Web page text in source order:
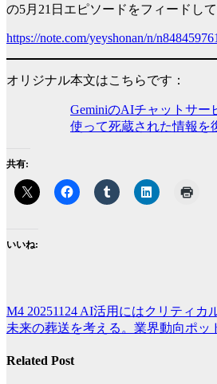
の5月21日エピソードをフィードして
https://note.com/yeyshonan/n/
オリジナル本文はこちらです：
GeminiのAIチャットサー
使って死蔵された情報を
共有:
いいね:
投
稿
ナ
M4 20251124 AI活用にはクリティカ
未来の葬送を考える。業界動向ポッ
Related Post